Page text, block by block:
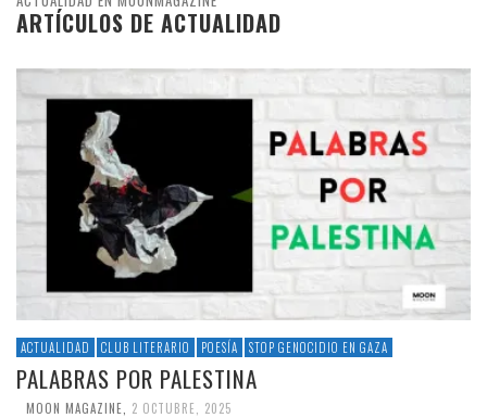
ARTÍCULOS DE ACTUALIDAD
ACTUALIDAD CLUB LITERARIO POESÍA STOP GENOCIDIO EN GAZA
PALABRAS POR PALESTINA
MOON MAGAZINE 2 OCTUBRE, 2025